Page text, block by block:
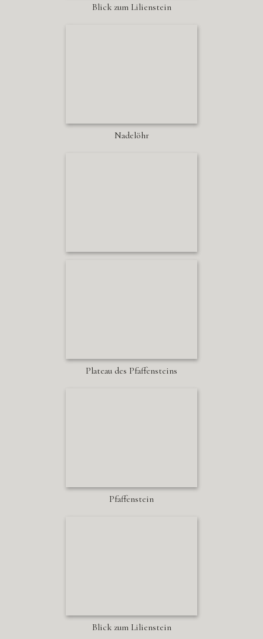
Blick zum Lilienstein
Nadelöhr
Plateau des Pfaffensteins
Pfaffenstein
Blick zum Lilienstein